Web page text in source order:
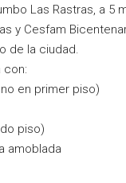
Las Rastras, a 5
y Cesfam
de la ciudad.
con:
en primer piso)
piso)
amoblada